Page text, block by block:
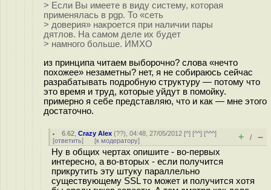
> Если Вы имеете в виду систему, которая
применялась в pgp. То «сеть
> доверия» накроется при наличии пары
дятлов. На самом деле их будет
> намного больше. ИМХО
из принципа читаем выборочно? слова «нечто
похожее» незаметны? нет, я не собираюсь сейчас
разрабатывать подробную структуру — потому что
это время и труд, которые уйдут в помойку.
примерно я себе представляю, что и как — мне этого
достаточно.
6.62 ,Crazy Alex (??), 04:48, 27/05/2012 [^] [^^] [^^^]
[ответить] [к модератору] + / –
Ну в общих чертах опишите - во-первых
интересно, а во-вторых - если получится
прикрутить эту штуку параллельно
существующему SSL то может и получится хотя